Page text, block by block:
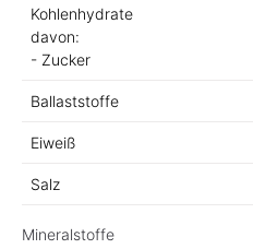
Kohlenhydrate
davon:
- Zucker
Ballaststoffe
Eiweiß
Salz
Mineralstoffe